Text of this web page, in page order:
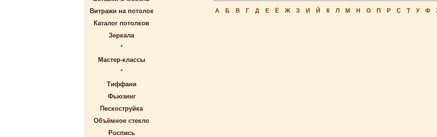
Витражи на потолок
Каталог потолков
Зеркала
*
Мастер-классы
*
Тиффани
Фьюзинг
Пескоструйка
Объёмное стекло
Роспись
А Б В Г Д Е Ё Ж З И Й К Л М Н О П Р С Т У Ф